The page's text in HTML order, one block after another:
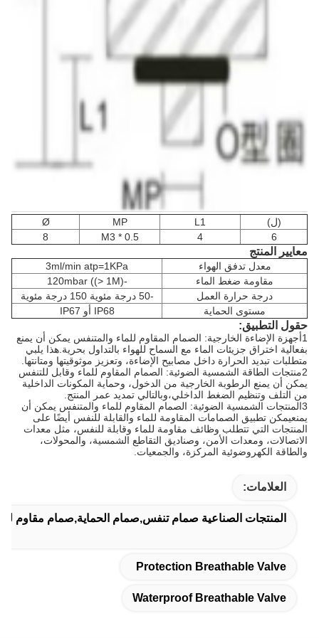
(ل) L1
MP
Ø
6
4
M3 * 0.5
معايير المنتج
معدل تدفق الهواء
3ml/min atp=1KPa
مقاومة ضغط الماء
درجة حرارة العمل
مستوى الحماية
IP68 أو IP67
حقول التطبيق:
1أجهزة الإضاءة الخارجية: الصمام المقاوم للماء والمتنفس يمكن أن يمنع
بفعالية اختراق جزيئات الماء مع السماح للهواء بالتداول بحرية.هذا يلبي
متطلبات تبديد الحرارة داخل مصابيح الإضاءة، وتعزيز موثوقيتها ومتانتها.
2منتجات الطاقة الشمسية الضوئية: الصمام المقاوم للماء وقابل للتنفس
يمكن أن يمنع الرطوبة الخارجية من الدخول، وحماية المكونات الداخلية
من التلف وتنظيم الضغط الداخلي،وبالتالي تمديد عمر المنتج.
3المنتجات الشمسية الضوئية: الصمام المقاوم للماء والمتنفس يمكن أن
يمنعيمكن تطبيق الصمامات المقاومة للماء والقابلة للنفس أيضًا على
المنتجات التي تتطلب وظائف مقاومة للماء وقابلة للنفس، مثل معدات
الاتصالات، ومعدات الأمن، وصناديق التقاطع الشمسية، والمحولات،
والطاقة الكهروضوئية المركزة، والجمعيات.
العلامات:
المنتجات الصناعية صمام تنفس,صمام الحماية,صمام مقاوم
Protection Breathable Valve
Waterproof Breathable Valve